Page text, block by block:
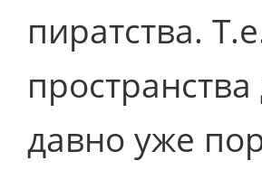
пиратства.
давно уже